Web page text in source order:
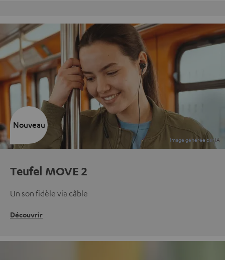
Teufel MOVE 2
Un son fidèle via câble
Découvrir
Nouveau